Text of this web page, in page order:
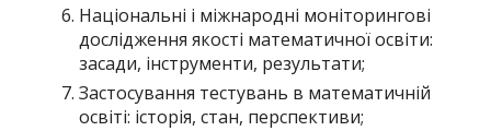
Національні і міжнародні моніторингові
дослідження якості математичної освіти:
засади, інструменти, результати;
Застосування тестувань в математичній
освіті: історія, стан, перспективи;